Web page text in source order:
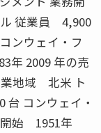
従業員 4,900
ンウェイ・フ
2009 年の売
地域 北米 ト
コンウェイ・
始 1951年